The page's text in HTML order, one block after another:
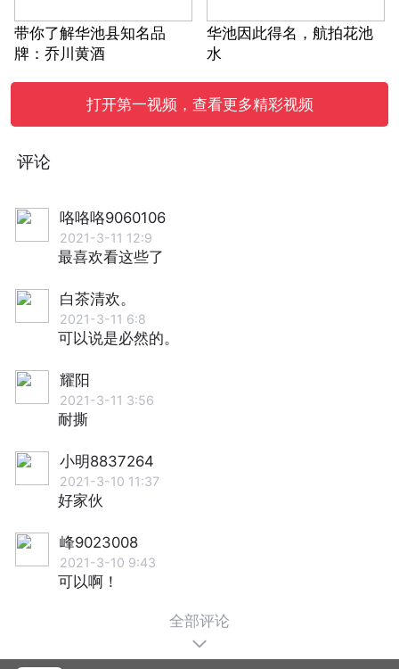
带你了解华池县知名品
牌：乔川黄酒
华池因此得名，航拍花池
水
打开第一视频，查看更多精彩视频
评论
咯咯咯9060106
2021-3-11 12:9
最喜欢看这些了
白茶清欢。
2021-3-11 6:8
可以说是必然的。
耀阳
2021-3-11 3:56
耐撕
小明8837264
2021-3-10 11:37
好家伙
峰9023008
2021-3-10 9:43
可以啊！
全部评论